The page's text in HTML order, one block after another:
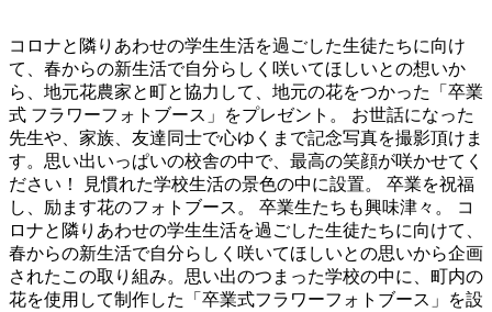
コロナと隣りあわせの学生生活を過ごした生徒たちに向け
て、春からの新生活で自分らしく咲いてほしいとの想いか
ら、地元花農家と町と協力して、地元の花をつかった「卒業
式 フラワーフォトブース」をプレゼント。 お世話になった
先生や、家族、友達同士で心ゆくまで記念写真を撮影頂けま
す。思い出いっぱいの校舎の中で、最高の笑顔が咲かせてく
ださい！ 見慣れた学校生活の景色の中に設置。 卒業を祝福
し、励ます花のフォトブース。 卒業生たちも興味津々。 コ
ロナと隣りあわせの学生生活を過ごした生徒たちに向けて、
春からの新生活で自分らしく咲いてほしいとの思いから企画
されたこの取り組み。思い出のつまった学校の中に、町内の
花を使用して制作した「卒業式フラワーフォトブース」を設